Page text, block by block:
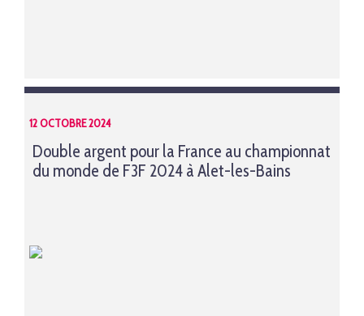
12 OCTOBRE 2024
Double argent pour la France au championnat
du monde de F3F 2024 à Alet-les-Bains